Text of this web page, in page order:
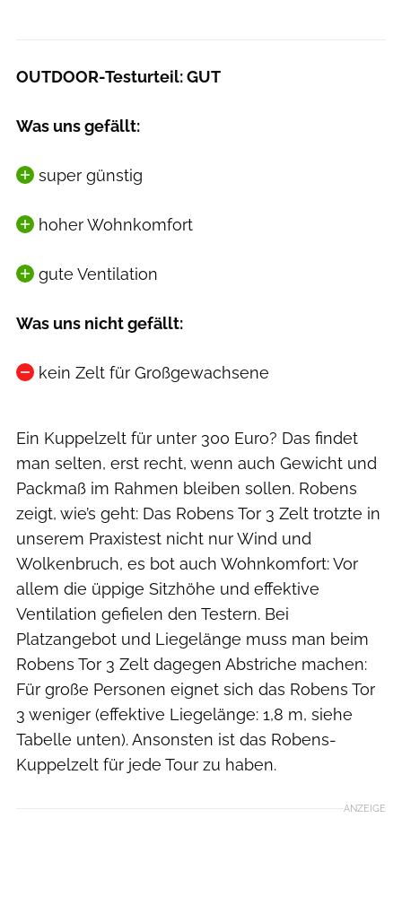
OUTDOOR-Testurteil: GUT
Was uns gefällt:
super günstig
hoher Wohnkomfort
gute Ventilation
Was uns nicht gefällt:
kein Zelt für Großgewachsene
Ein Kuppelzelt für unter 300 Euro? Das findet
man selten, erst recht, wenn auch Gewicht und
Packmaß im Rahmen bleiben sollen. Robens
zeigt, wie’s geht: Das Robens Tor 3 Zelt trotzte in
unserem Praxistest nicht nur Wind und
Wolkenbruch, es bot auch Wohnkomfort: Vor
allem die üppige Sitzhöhe und effektive
Ventilation gefielen den Testern. Bei
Platzangebot und Liegelänge muss man beim
Robens Tor 3 Zelt dagegen Abstriche machen:
Für große Personen eignet sich das Robens Tor
3 weniger (effektive Liegelänge: 1,8 m, siehe
Tabelle unten). Ansonsten ist das Robens-
Kuppelzelt für jede Tour zu haben.
ANZEIGE